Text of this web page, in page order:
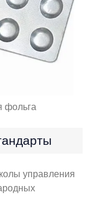
фольга
управления